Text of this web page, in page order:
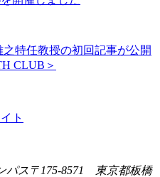
特任教授の初回記事が公開
CLUB＞
ト
パス 〒175-8571 東京都板橋